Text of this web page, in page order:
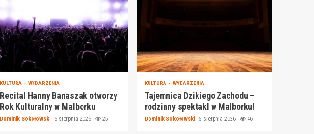
KULTURA WYDARZENIA
Recital Hanny Banaszak otworzy
Rok Kulturalny w Malborku
Dominik Sokołowski 6 sierpnia 2026 25
KULTURA WYDARZENIA
Tajemnica Dzikiego Zachodu –
rodzinny spektakl w Malborku!
Dominik Sokołowski 5 sierpnia 2026 46